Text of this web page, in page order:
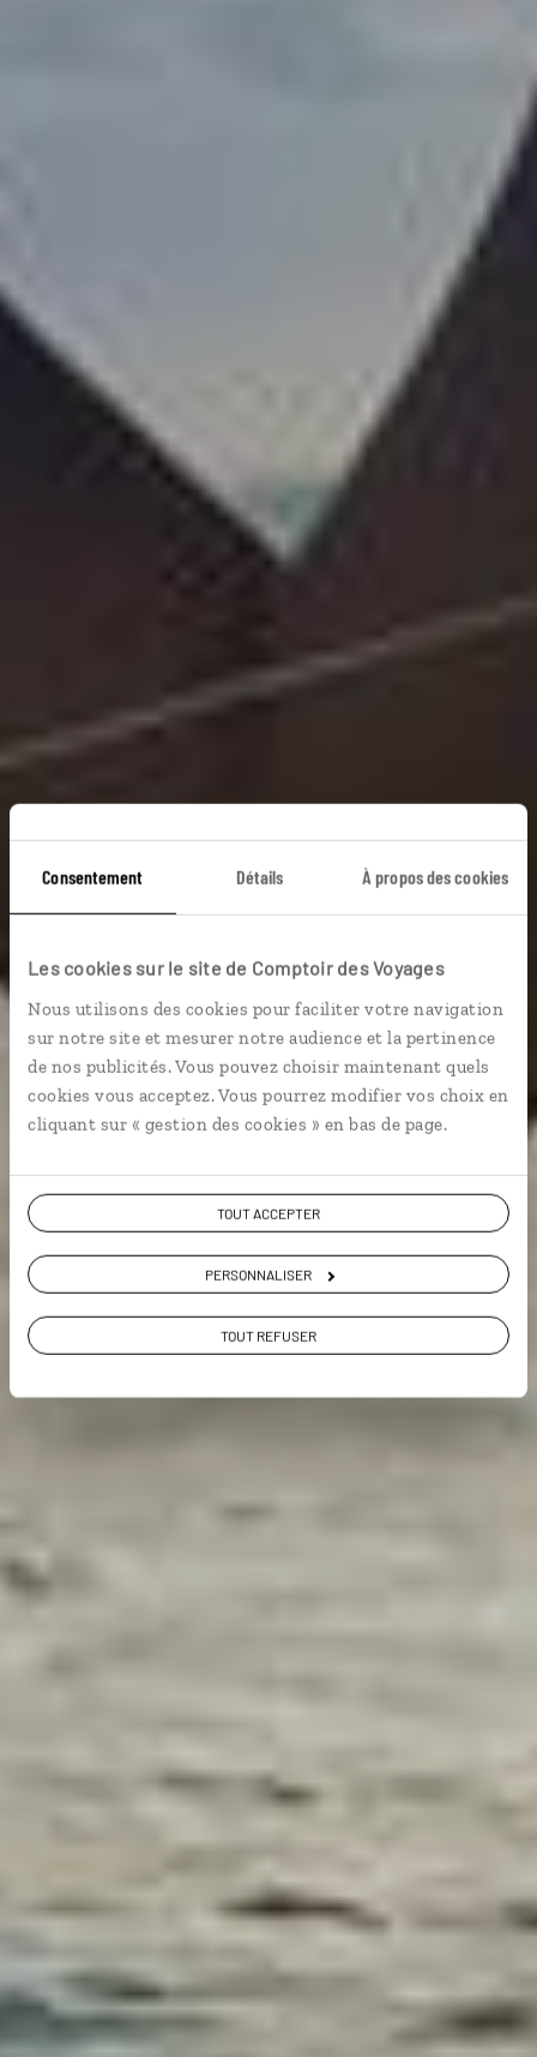
Consentement Détails À propos des cookies
Les cookies sur le site de Comptoir des Voyages
Nous utilisons des cookies pour faciliter votre navigation
sur notre site et mesurer notre audience et la pertinence
de nos publicités. Vous pouvez choisir maintenant quels
cookies vous acceptez. Vous pourrez modifier vos choix en
cliquant sur « gestion des cookies » en bas de page.
TOUT ACCEPTER
PERSONNALISER
TOUT REFUSER
Le Bali des rikikis
Circuit famille à Bali : Mengwi, Ubud, Amed, Jimbaran.
En famille
Indonésie